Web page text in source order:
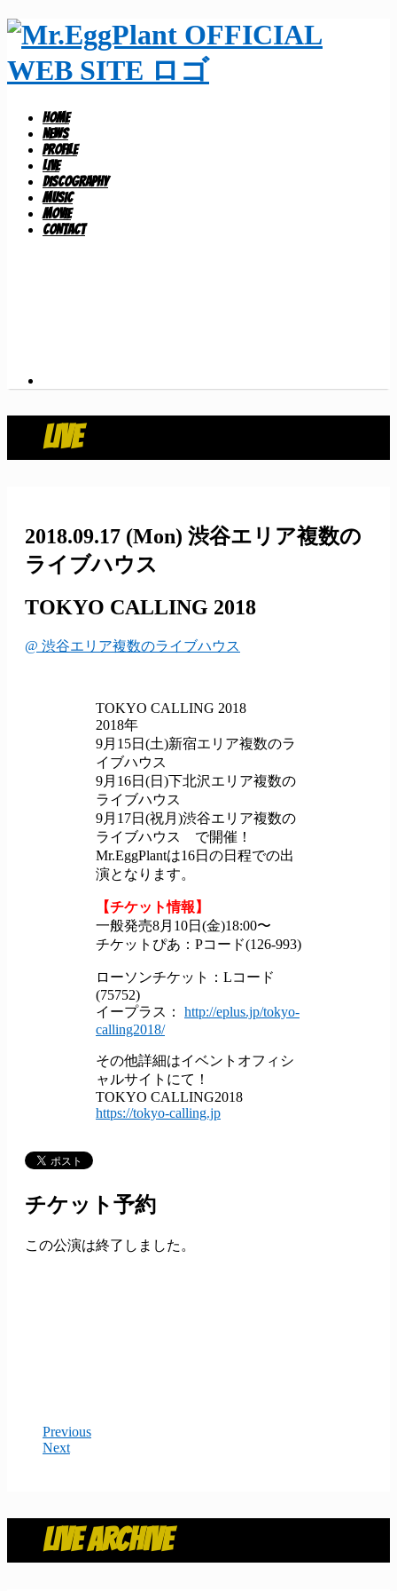
HOME
NEWS
PROFILE
LIVE
DISCOGRAPHY
MUSIC
MOVIE
CONTACT
LIVE
2018.09.17 (Mon) 渋谷エリア複数の
ライブハウス
TOKYO CALLING 2018
@ 渋谷エリア複数のライブハウス
TOKYO CALLING 2018
2018年
9月15日(土)新宿エリア複数のラ
イブハウス
9月16日(日)下北沢エリア複数の
ライブハウス
9月17日(祝月)渋谷エリア複数の
ライブハウス で開催！
Mr.EggPlantは16日の日程での出
演となります。
【チケット情報】
一般発売8月10日(金)18:00〜
チケットぴあ：Pコード(126-993)
ローソンチケット：Lコード
(75752)
イープラス： http://eplus.jp/tokyo-
calling2018/
その他詳細はイベントオフィシ
ャルサイトにて！
TOKYO CALLING2018
https://tokyo-calling.jp
チケット予約
この公演は終了しました。
Previous
Next
LIVE ARCHIVE